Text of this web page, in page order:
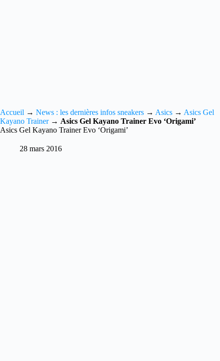
Accueil → News : les dernières infos sneakers → Asics → Asics Gel
Kayano Trainer→ Asics Gel Kayano Trainer Evo ‘Origami’
Asics Gel Kayano Trainer Evo ‘Origami’
28 mars 2016